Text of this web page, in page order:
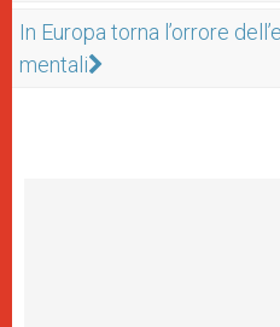
In Europa torna l’orrore
mentali